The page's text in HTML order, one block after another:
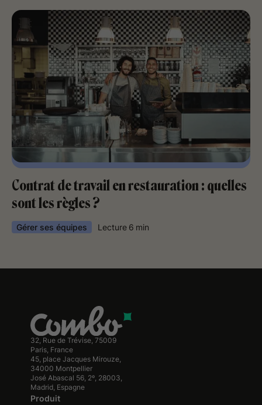
Contrat de travail en restauration : quelles
sont les règles ?
Gérer ses équipes Lecture 6 min
32, Rue de Trévise, 75009
Paris, France
45, place Jacques Mirouze,
34000 Montpellier
José Abascal 56, 2º, 28003,
Madrid, Espagne
Produit